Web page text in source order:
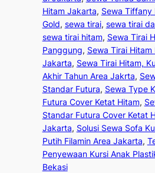
Hitam Jakarta, Sewa Tiffany
Gold, sewa tirai, sewa tirai
sewa tirai hitam, Sewa Tirai
Panggung, Sewa Tirai
Jakarta, Sewa Tirai Hitam,
Akhir Tahun Area Jakrta,
Standar Futura, Sewa Type
Futura Cover Ketat Hitam,
Standar Futura Cover Ketat
Jakarta, Solusi Sewa Sofa
Putih Filamin Area Jakarta,
Penyewaan Kursi Anak
Bekasi